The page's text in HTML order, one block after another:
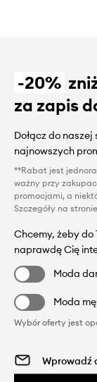
-20%
za zapis
Dołącz do
najnowszych
**Rabat jest
ważny przy
promocjami, a
Szczegóły na
Chcemy, żeby do
naprawdę Cię
Moda
Moda
Wybór oferty jest